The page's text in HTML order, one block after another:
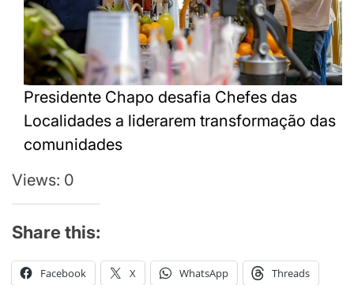
Presidente Chapo desafia Chefes das
Localidades a liderarem transformação das
comunidades
Views: 0
Share this:
Facebook X WhatsApp Threads